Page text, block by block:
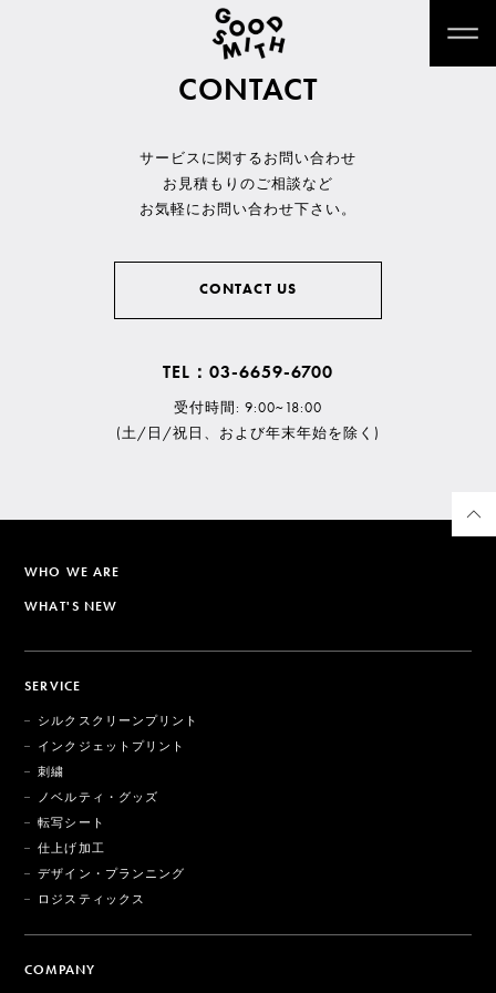
CONTACT
サービスに関するお問い合わせ
お見積もりのご相談など
お気軽にお問い合わせ下さい。
CONTACT US
TEL：03-6659-6700
受付時間: 9:00~18:00
(土/日/祝日、および年末年始を除く)
WHO WE ARE
WHAT'S NEW
SERVICE
シルクスクリーンプリント
インクジェットプリント
刺繍
ノベルティ・グッズ
転写シート
仕上げ加工
デザイン・プランニング
ロジスティックス
COMPANY